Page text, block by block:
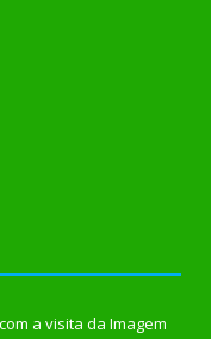
a visita da Imagem